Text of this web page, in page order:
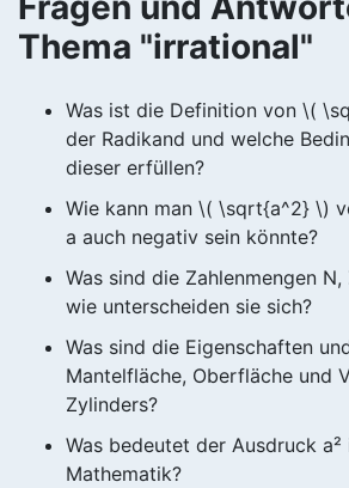
Thema "irrational"
Was ist die Definition von \(
der Radikand und welche
dieser erfüllen?
Wie kann man \( \sqrt{a^2} \)
a auch negativ sein könnte?
Was sind die Zahlenmengen N,
wie unterscheiden sie sich?
Was sind die Eigenschaften
Mantelfläche, Oberfläche und
Zylinders?
Was bedeutet der Ausdruck a²
Mathematik?